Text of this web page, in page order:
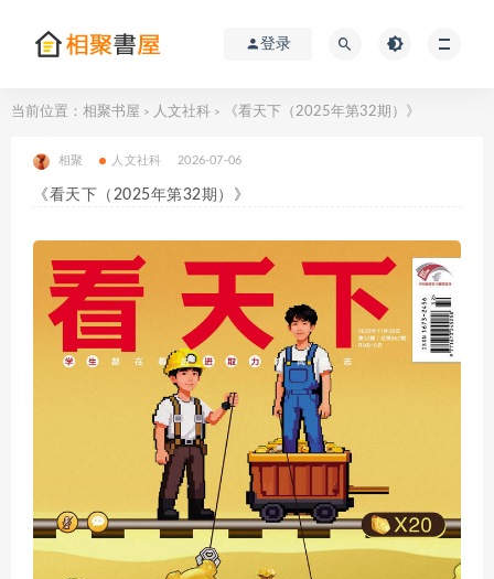
登录
当前位置： 相聚书屋 > 人文社科 > 《看天下（2025年第32期）》
相聚 人文社科 2026-07-06
《看天下（2025年第32期）》